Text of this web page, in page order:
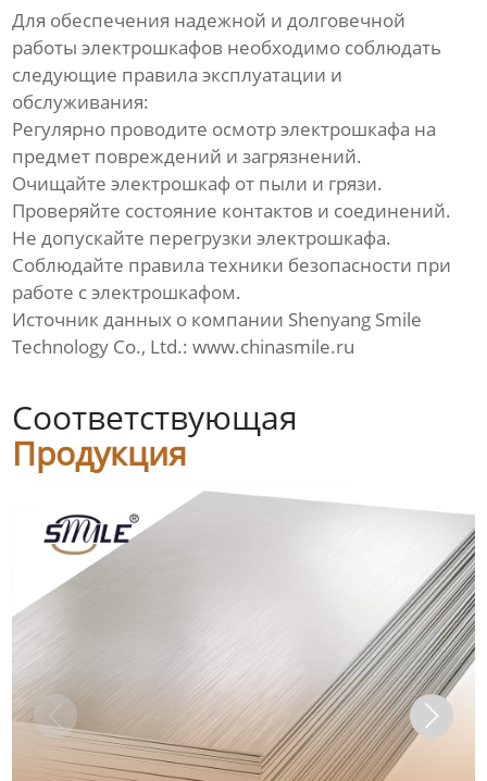
Для обеспечения надежной и долговечной
работыэлектрошкафов необходимо соблюдать
следующие правила эксплуатации и
обслуживания:
Регулярно проводите осмотрэлектрошкафа на
предмет повреждений и загрязнений.
Очищайтеэлектрошкаф от пыли и грязи.
Проверяйте состояние контактов и соединений.
Не допускайте перегрузкиэлектрошкафа.
Соблюдайте правила техники безопасности при
работе сэлектрошкафом.
Источник данных о компании Shenyang Smile
Technology Co., Ltd.:www.chinasmile.ru
Соответствующая
Продукция